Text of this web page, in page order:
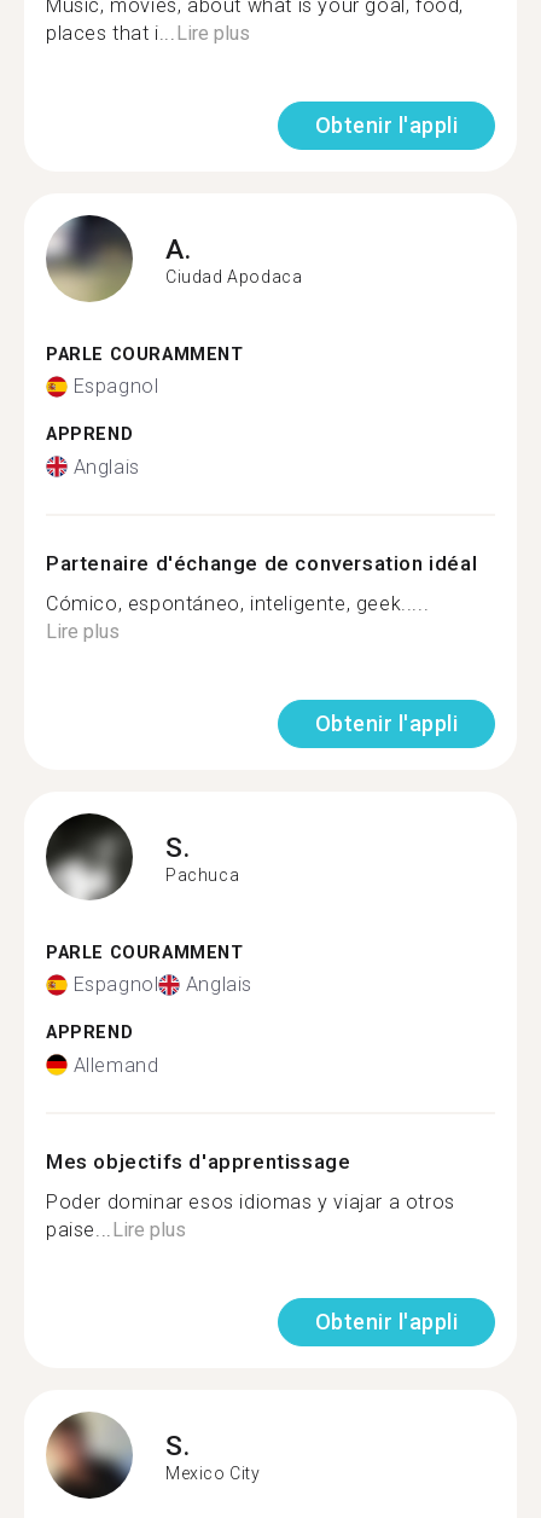
Music, movies, about what is your goal, food,
places that i... Lire plus
Obtenir l'appli
A.
Ciudad Apodaca
PARLE COURAMMENT
Espagnol
APPREND
Anglais
Partenaire d'échange de conversation idéal
Cómico, espontáneo, inteligente, geek.....
Lire plus
Obtenir l'appli
S.
Pachuca
PARLE COURAMMENT
Espagnol Anglais
APPREND
Allemand
Mes objectifs d'apprentissage
Poder dominar esos idiomas y viajar a otros
paise... Lire plus
Obtenir l'appli
S.
Mexico City